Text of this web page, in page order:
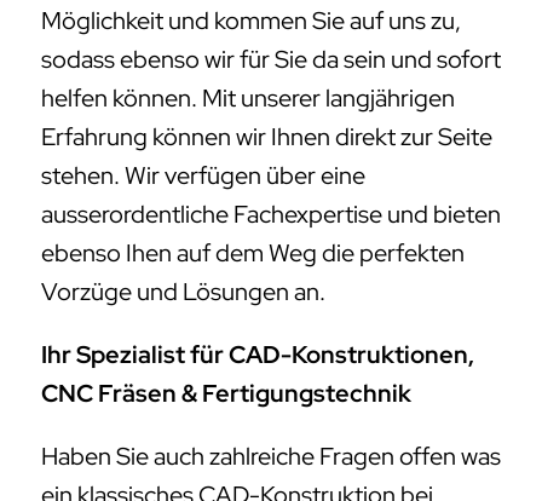
Möglichkeit und kommen Sie auf uns zu,
sodass ebenso wir für Sie da sein und sofort
helfen können. Mit unserer langjährigen
Erfahrung können wir Ihnen direkt zur Seite
stehen. Wir verfügen über eine
ausserordentliche Fachexpertise und bieten
ebenso Ihen auf dem Weg die perfekten
Vorzüge und Lösungen an.
Ihr Spezialist für CAD-Konstruktionen,
CNC Fräsen & Fertigungstechnik
Haben Sie auch zahlreiche Fragen offen was